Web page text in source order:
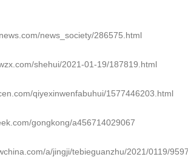
news_society/286575.html
shehui/2021-01-19/187819.html
qiyexinwenfabuhui/1577446203.html
gongkong/a456714029067
a/jingji/tebieguanzhu/2021/0119/